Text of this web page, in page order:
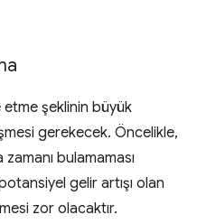
şeklinin büyük
gerekecek. Öncelikle,
bulamaması
gelir artışı olan
zor olacaktır.